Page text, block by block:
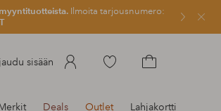
Ilmoita tarjousnumero:
Sulje
sisään
Siirry
Deals Outlet Lahjakortti